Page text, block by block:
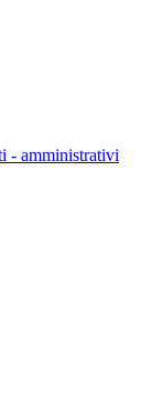
- amministrativi